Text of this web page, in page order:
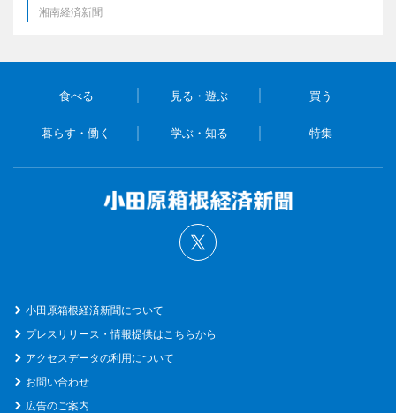
湘南経済新聞
食べる 見る・遊ぶ 買う
暮らす・働く 学ぶ・知る 特集
小田原箱根経済新聞について
プレスリリース・情報提供はこちらから
アクセスデータの利用について
お問い合わせ
広告のご案内